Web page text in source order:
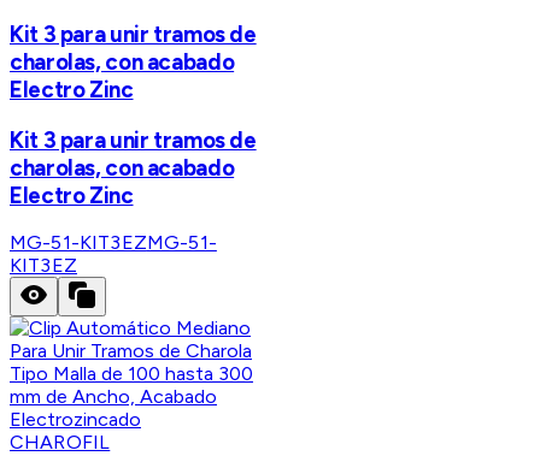
Kit 3 para unir tramos de
charolas, con acabado
Electro Zinc
Kit 3 para unir tramos de
charolas, con acabado
Electro Zinc
MG-51-KIT3EZMG-51-
KIT3EZ
CHAROFIL